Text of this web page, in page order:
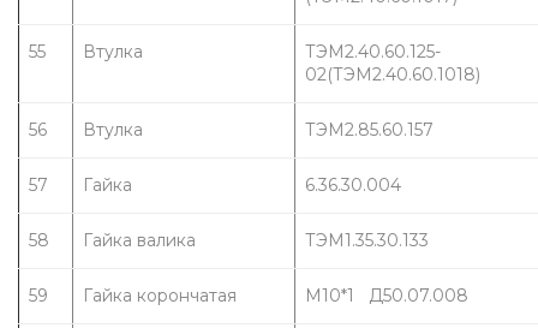
55 Втулка
ТЭМ2.40.60.125-
02(ТЭМ2.40.60.1018)
56 Втулка ТЭМ2.85.60.157
57 Гайка 6.36.30.004
58 Гайка валика ТЭМ1.35.30.133
59 Гайка корончатая М10*1 Д50.07.008